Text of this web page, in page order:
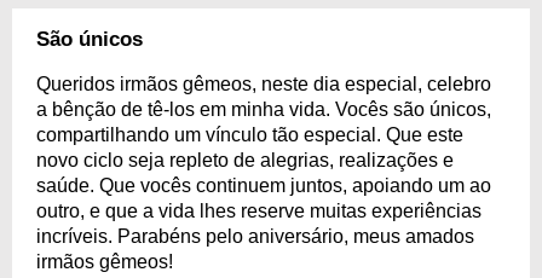
São únicos
Queridos irmãos gêmeos, neste dia especial, celebro
a bênção de tê-los em minha vida. Vocês são únicos,
compartilhando um vínculo tão especial. Que este
novo ciclo seja repleto de alegrias, realizações e
saúde. Que vocês continuem juntos, apoiando um ao
outro, e que a vida lhes reserve muitas experiências
incríveis. Parabéns pelo aniversário, meus amados
irmãos gêmeos!